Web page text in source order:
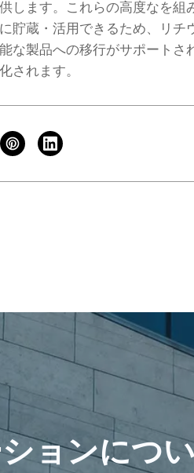
します。これらの高度なを組
貯蔵・活用できるため、リ
な製品への移行がサポート
されます。
ョンにつ